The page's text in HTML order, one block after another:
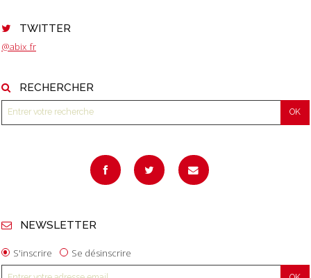
TWITTER
@abix_fr
RECHERCHER
NEWSLETTER
S'inscrire Se désinscrire